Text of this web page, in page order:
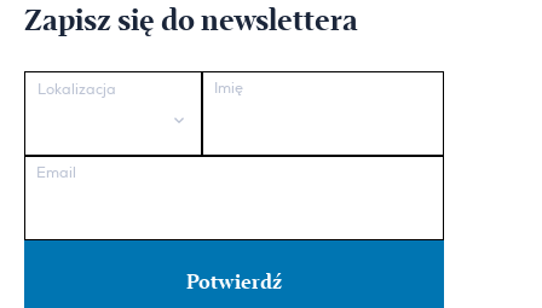
Zapisz się do newslettera
Lokalizacja Imię
Email